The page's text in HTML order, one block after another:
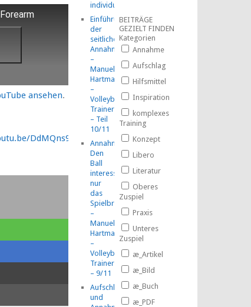
ansehen.
DdMQns95WDI
individuell
Einführung
der
seitlichen
Annahmetechnik
–
Manuel
Hartmann
–
Volleyball-
TrainerMOOC
– Teil
10/11
Annahme:
Den
Ball
interessiert
nur
das
Spielbrett!
–
Manuel
Hartmann
–
Volleyball-
TrainerMOOC
– 9/11
Aufschlag
und
BEITRÄGE
GEZIELT FINDEN
Kategorien
Annahme
Aufschlag
Hilfsmittel
Inspiration
komplexes
Training
Konzept
Libero
Literatur
Oberes
Zuspiel
Praxis
Unteres
Zuspiel
æ_Artikel
æ_Bild
æ_Buch
æ_PDF